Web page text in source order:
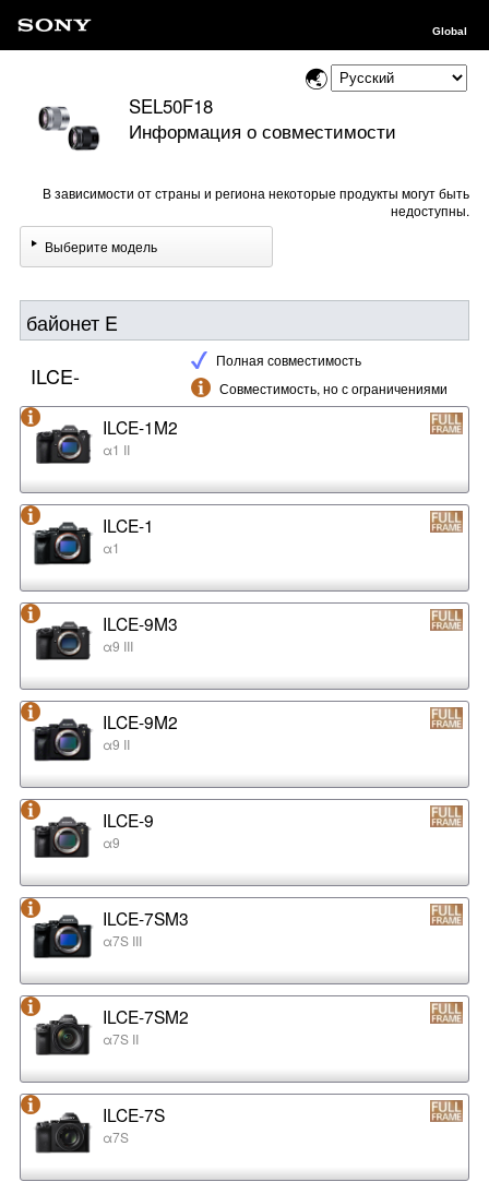
Global
SEL50F18
Информация о совместимости
В зависимости от страны и региона некоторые продукты могут быть
недоступны.
Выберите модель
байонет E
Полная совместимость
Совместимость, но с ограничениями
ILCE-
ILCE-1M2
α1 II
ILCE-1
α1
ILCE-9M3
α9 III
ILCE-9M2
α9 II
ILCE-9
α9
ILCE-7SM3
α7S III
ILCE-7SM2
α7S II
ILCE-7S
α7S